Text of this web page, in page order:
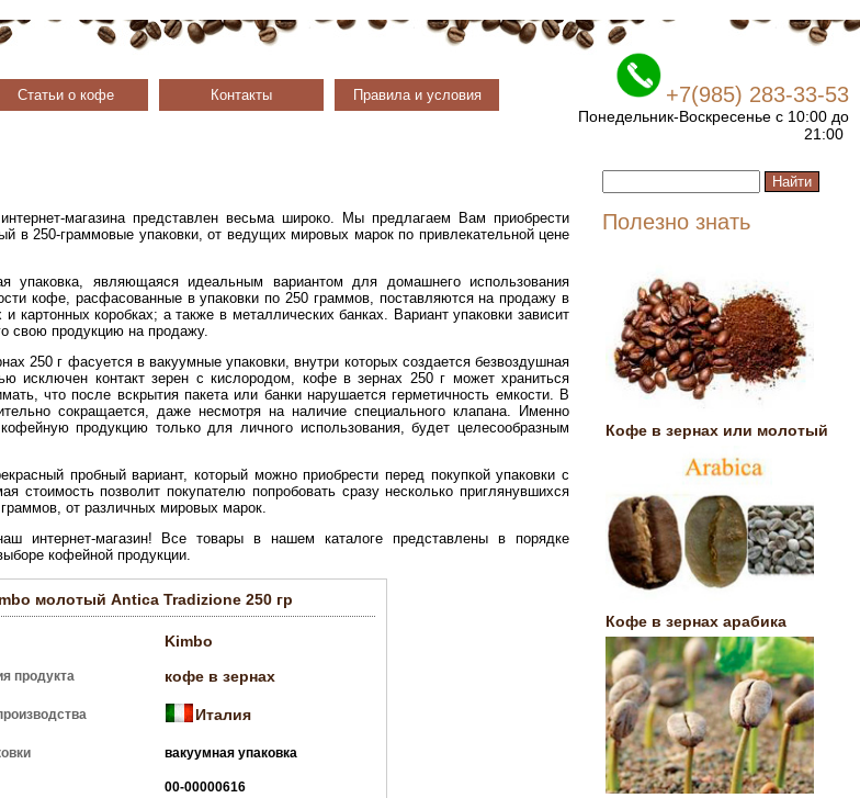
Статьи о кофе Контакты Правила и условия +7(985) 283-33-53
Понедельник-Воскресенье с 10:00 до
21:00
магазина представлен весьма широко. Мы предлагаем Вам приобрести
в 250-граммовые упаковки, от ведущих мировых марок по привлекательной цене
являющаяся идеальным вариантом для домашнего использования
кофе, расфасованные в упаковки по 250 граммов, поставляются на продажу в
картонных коробках; а также в металлических банках. Вариант упаковки зависит
свою продукцию на продажу.
250 г фасуется в вакуумные упаковки, внутри которых создается безвоздушная
исключен контакт зерен с кислородом, кофе в зернах 250 г может храниться
что после вскрытия пакета или банки нарушается герметичность емкости. В
сокращается, даже несмотря на наличие специального клапана. Именно
продукцию только для личного использования, будет целесообразным
пробный вариант, который можно приобрести перед покупкой упаковки с
позволит покупателю попробовать сразу несколько приглянувшихся
от различных мировых марок.
интернет-магазин! Все товары в нашем каталоге представлены в порядке
кофейной продукции.
молотый Antica Tradizione 250 гр
Kimbo
продукта кофе в зернах
Италия
вакуумная упаковка
00-00000616
Полезно знать
Кофе в зернах или молотый
Кофе в зернах арабика